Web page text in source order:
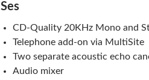
Ses
CD-Quality 20KHz Mono and
Telephone add-on via MultiSite
Two separate acoustic echo
Audio mixer